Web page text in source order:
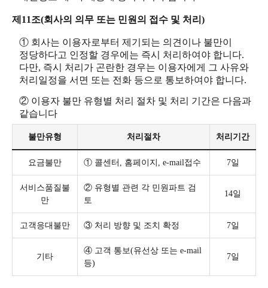
제11조(회사의 의무 또는 민원의 접수 및 처리)
① 회사는 이용자로부터 제기되는 의견이나 불만이
정당하다고 인정할 경우에는 즉시 처리하여야 합니다.
다만, 즉시 처리가 곤란한 경우는 이용자에게 그 사유와
처리일정을 서면 또는 전화 등으로 통보하여야 합니다.
② 이용자 불만 유형별 처리 절차 및 처리 기간은 다음과
같습니다
불만유형 처리절차 처리기간
요금불만 ① 콜센터, 홈페이지, e-mail접수 7일
서비스품질불
만
② 유형별 관련 각 민원파트 검
토
14일
고객응대불만 ③ 처리 방향 및 조치 확정 7일
기타
④ 고객 통보(유선상 또는 e-mail
등)
7일